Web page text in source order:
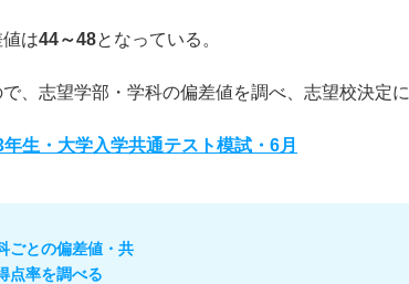
は44～48となっている。
、志望学部・学科の偏差値を調べ、志望校決定に
生・大学入学共通テスト模試・6月
ごとの偏差値・共
点率を調べる